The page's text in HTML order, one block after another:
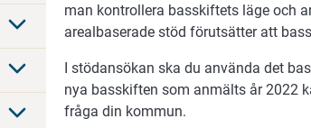
man kontrollera basskiftets läge och
arealbaserade stöd förutsätter att
I stödansökan ska du använda det
nya basskiften som anmälts år 2022
fråga din kommun.